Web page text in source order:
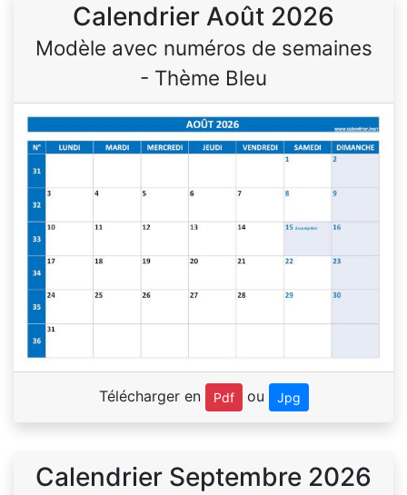
Calendrier Août 2026
Modèle avec numéros de semaines
- Thème Bleu
Télécharger en Pdf ou Jpg
Calendrier Septembre 2026